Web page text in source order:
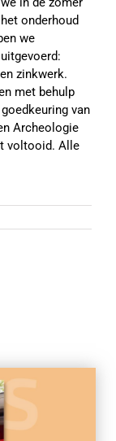
onderhoud
we
zinkwerk.
met behulp
van
Archeologie
voltooid. Alle